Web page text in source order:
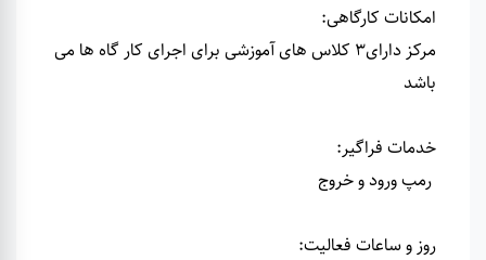
امکانات کارگاهی:
مرکز دارای3 کلاس های آموزشی برای اجرای کار گاه ها می
باشد
خدمات فراگیر:
رمپ ورود و خروج
روز و ساعات فعالیت: